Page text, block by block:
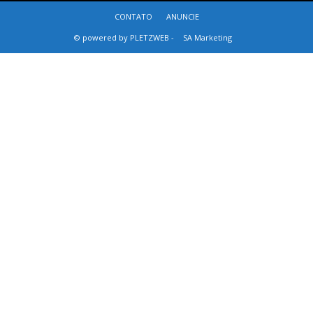
CONTATO
ANUNCIE
© powered by PLETZWEB -
SA Marketing